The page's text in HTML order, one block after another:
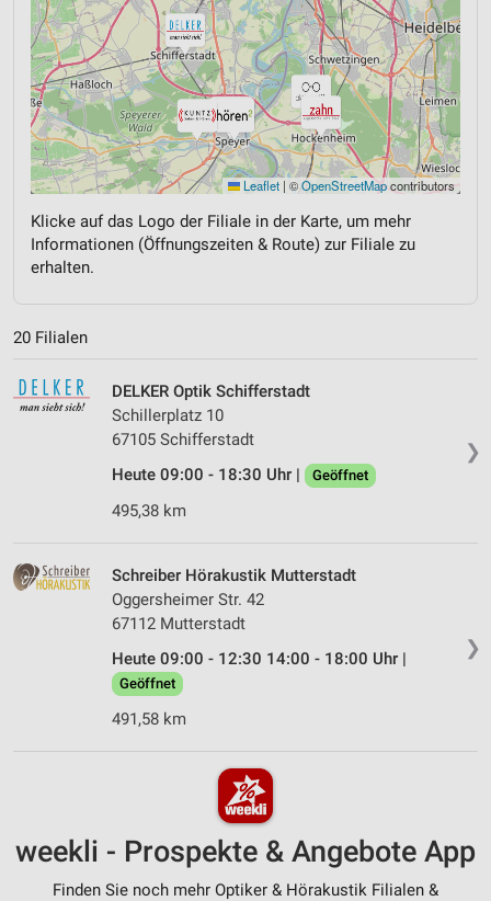
Leaflet | ©OpenStreetMapcontributors
Klicke auf das Logo der Filiale in der Karte, um mehr
Informationen (Öffnungszeiten & Route) zur Filiale zu
erhalten.
20 Filialen
❯
DELKER Optik Schifferstadt
Schillerplatz 10
67105 Schifferstadt
Heute 09:00 - 18:30 Uhr |
Geöffnet
495,38 km
❯
Schreiber Hörakustik Mutterstadt
Oggersheimer Str. 42
67112 Mutterstadt
Heute 09:00 - 12:30 14:00 - 18:00 Uhr |
Geöffnet
491,58 km
weekli - Prospekte & Angebote App
Finden Sie noch mehr Optiker & Hörakustik Filialen &